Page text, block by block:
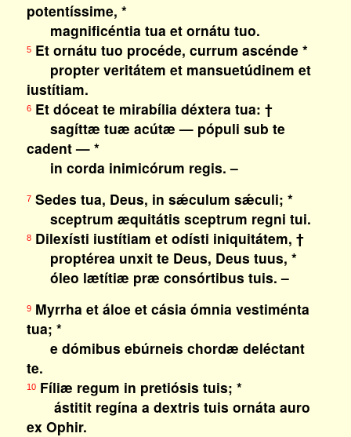
potentíssime, *
magnificéntia tua et ornátu tuo.
5Et ornátu tuo procéde, currum ascénde *
propter veritátem et mansuetúdinem et
iustítiam.
6Et dóceat te mirabília déxtera tua: †
sagíttæ tuæ acútæ — pópuli sub te
cadent — *
in corda inimicórum regis. –
7Sedes tua, Deus, in sǽculum sǽculi; *
sceptrum æquitátis sceptrum regni tui.
8Dilexísti iustítiam et odísti iniquitátem, †
proptérea unxit te Deus, Deus tuus, *
óleo lætítiæ præ consórtibus tuis. –
9Myrrha et áloe et cásia ómnia vestiménta
tua; *
e dómibus ebúrneis chordæ deléctant
te.
10Fíliæ regum in pretiósis tuis; *
ástitit regína a dextris tuis ornáta auro
ex Ophir.